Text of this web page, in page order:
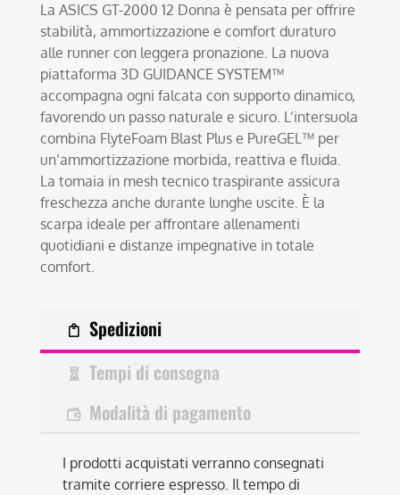
La ASICS GT-2000 12 Donna è pensata per offrire
stabilità, ammortizzazione e comfort duraturo
alle runner con leggera pronazione. La nuova
piattaforma 3D GUIDANCE SYSTEM™
accompagna ogni falcata con supporto dinamico,
favorendo un passo naturale e sicuro. L’intersuola
combina FlyteFoam Blast Plus e PureGEL™ per
un’ammortizzazione morbida, reattiva e fluida.
La tomaia in mesh tecnico traspirante assicura
freschezza anche durante lunghe uscite. È la
scarpa ideale per affrontare allenamenti
quotidiani e distanze impegnative in totale
comfort.
Spedizioni
Tempi di consegna
Modalità di pagamento
I prodotti acquistati verranno consegnati
tramite corriere espresso. Il tempo di